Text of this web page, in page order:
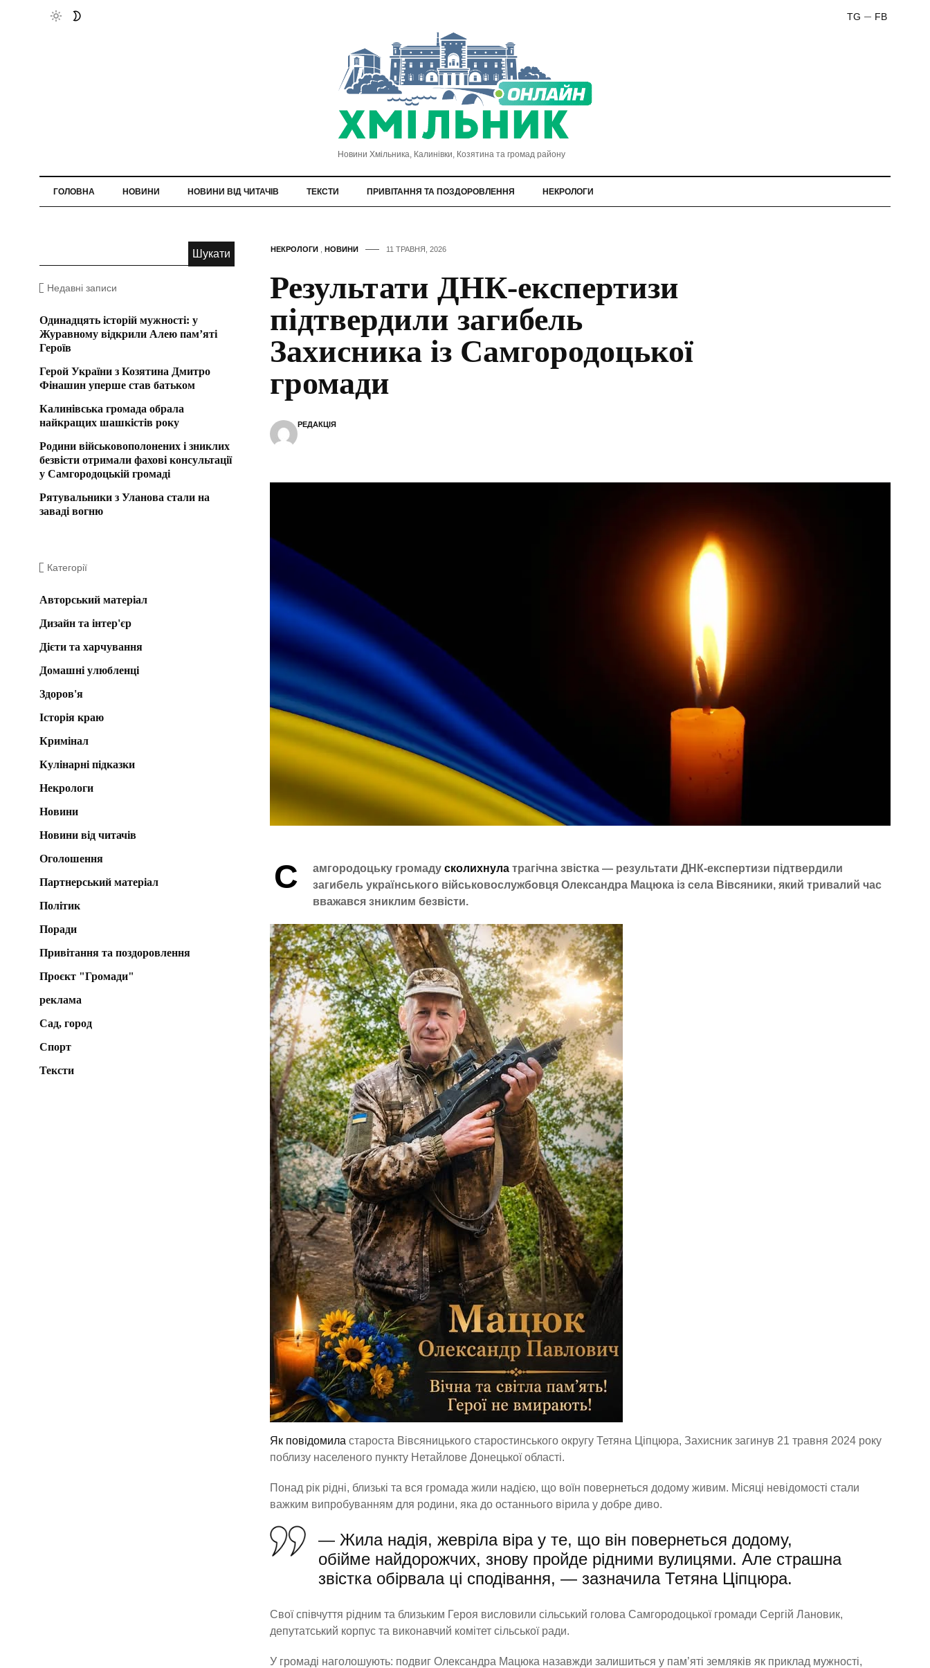
FB
TG
Новини Хмільника, Калинівки, Козятина та громад району
ГОЛОВНА НОВИНИ НОВИНИ ВІД ЧИТАЧІВ ТЕКСТИ ПРИВІТАННЯ ТА ПОЗДОРОВЛЕННЯ НЕКРОЛОГИ
НЕКРОЛОГИ, НОВИНИ 11 ТРАВНЯ, 2026
Результати ДНК-експертизи
підтвердили загибель
Захисника із Самгородоцької
громади
РЕДАКЦІЯ
С амгородоцьку громаду сколихнулатрагічна звістка — результати ДНК-експертизи підтвердили
загибель українського військовослужбовця Олександра Мацюка із села Вівсяники, який тривалий час
вважався зниклим безвісти.
Як повідомила староста Вівсяницького старостинського округу Тетяна Ціпцюра, Захисник загинув 21 травня 2024 року
поблизу населеного пункту Нетайлове Донецької області.
Понад рік рідні, близькі та вся громада жили надією, що воїн повернеться додому живим. Місяці невідомості стали
важким випробуванням для родини, яка до останнього вірила у добре диво.
— Жила надія, жевріла віра у те, що він повернеться додому,
обійме найдорожчих, знову пройде рідними вулицями. Але страшна
звістка обірвала ці сподівання, — зазначила Тетяна Ціпцюра.
Свої співчуття рідним та близьким Героя висловили сільський голова Самгородоцької громади Сергій Лановик,
депутатський корпус та виконавчий комітет сільської ради.
У громаді наголошують: подвиг Олександра Мацюка назавжди залишиться у пам’яті земляків як приклад мужності,
Недавні записи
Одинадцять історій мужності: у
Журавному відкрили Алею пам’яті
Героїв
Герой України з Козятина Дмитро
Фінашин уперше став батьком
Калинівська громада обрала
найкращих шашкістів року
Родини військовополонених і зниклих
безвісти отримали фахові консультації
у Самгородоцькій громаді
Рятувальники з Уланова стали на
заваді вогню
Категорії
Авторський матеріал
Дизайн та інтер'єр
Дієти та харчування
Домашні улюбленці
Здоров'я
Історія краю
Кримінал
Кулінарні підказки
Некрологи
Новини
Новини від читачів
Оголошення
Партнерський матеріал
Політик
Поради
Привітання та поздоровлення
Проєкт "Громади"
реклама
Сад, город
Спорт
Тексти